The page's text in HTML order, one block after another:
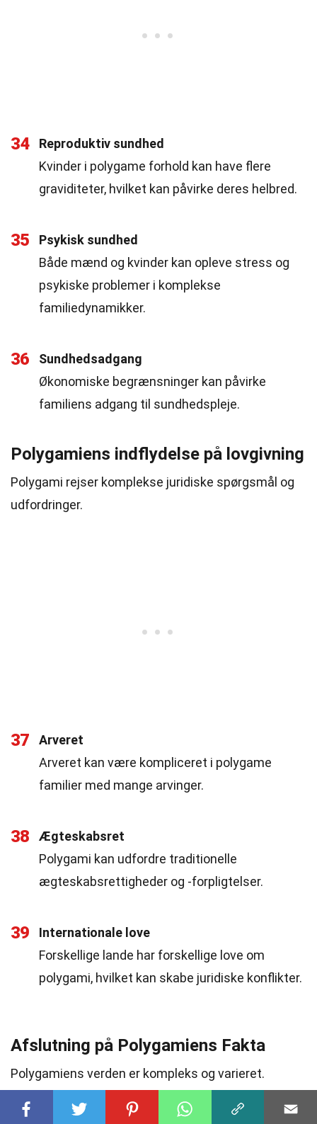
34
Reproduktiv sundhed
Kvinder i polygame forhold kan have flere
graviditeter, hvilket kan påvirke deres helbred.
35
Psykisk sundhed
Både mænd og kvinder kan opleve stress og
psykiske problemer i komplekse
familiedynamikker.
36
Sundhedsadgang
Økonomiske begrænsninger kan påvirke
familiens adgang til sundhedspleje.
Polygamiens indflydelse på lovgivning
Polygami rejser komplekse juridiske spørgsmål og
udfordringer.
37
Arveret
Arveret kan være kompliceret i polygame
familier med mange arvinger.
38
Ægteskabsret
Polygami kan udfordre traditionelle
ægteskabsrettigheder og -forpligtelser.
39
Internationale love
Forskellige lande har forskellige love om
polygami, hvilket kan skabe juridiske konflikter.
Afslutning på Polygamiens Fakta
Polygamiens verden er kompleks og varieret.
stor rolle i, hvordan det praktiseres rundt om i